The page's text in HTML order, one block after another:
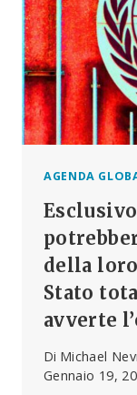
AGENDA
della
Stato
avverte
Di Michael
Gennaio 19,